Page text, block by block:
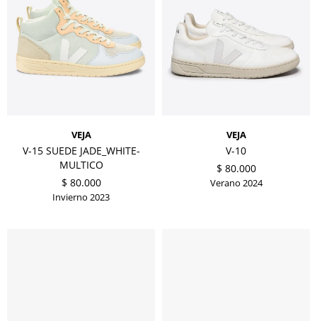
VEJA
V-15 SUEDE JADE_WHITE-
MULTICO
$ 80.000
Invierno 2023
VEJA
V-10
$ 80.000
Verano 2024